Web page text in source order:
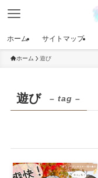
ホーム サイトマップ
ホーム 遊び
遊び – tag –